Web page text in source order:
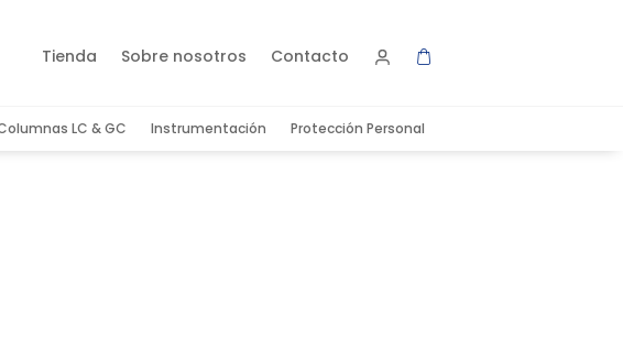
Tienda Sobre nosotros Contacto
LC & GC Instrumentación Protección Personal